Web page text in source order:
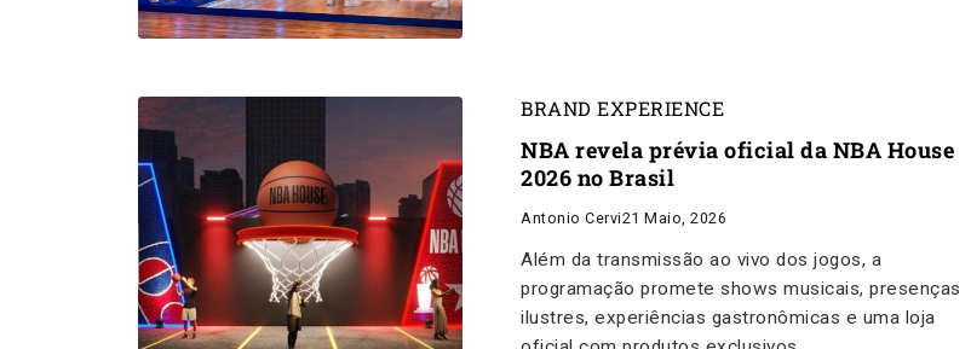
BRAND EXPERIENCE
NBA revela prévia oficial da NBA House
2026 no Brasil
Antonio Cervi21 Maio, 2026
Além da transmissão ao vivo dos jogos, a
programação promete shows musicais, presenças
ilustres, experiências gastronômicas e uma loja